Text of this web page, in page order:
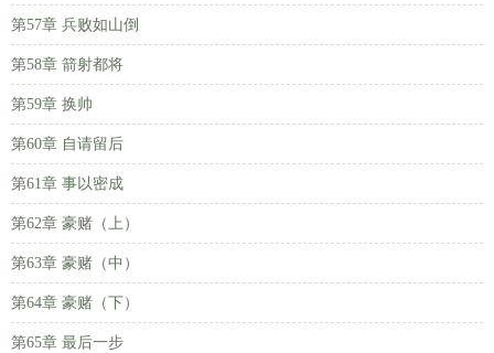
第57章 兵败如山倒
第58章 箭射都将
第59章 换帅
第60章 自请留后
第61章 事以密成
第62章 豪赌（上）
第63章 豪赌（中）
第64章 豪赌（下）
第65章 最后一步